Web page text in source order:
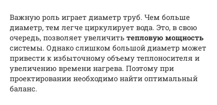
Важную роль играет диаметр труб. Чем больше
диаметр, тем легче циркулирует вода. Это, в свою
очередь, позволяет увеличить тепловую мощность
системы. Однако слишком большой диаметр может
привести к избыточному объему теплоносителя и
увеличению времени нагрева. Поэтому при
проектировании необходимо найти оптимальный
баланс.